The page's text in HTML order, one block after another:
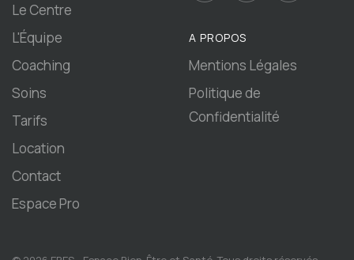
Le Centre
L'Équipe
Coaching
Soins
Tarifs
Location
Contact
Espace Pro
A PROPOS
Mentions Légales
Politique de
Confidentialité